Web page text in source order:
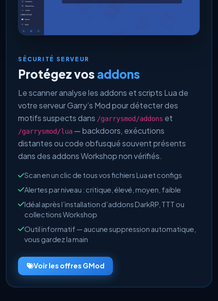
SÉCURITÉ SERVEUR
Protégez vos addons
Le scanner analyse les addons et scripts Lua de
votre serveur Garry’s Mod pour détecter des
motifs suspects dans /garrysmod/addons et
/garrysmod/lua — backdoors, exécutions
distantes ou code obfusqué souvent présents
dans des addons Workshop non vérifiés.
Scan en un clic de tous vos fichiers Lua et configs
Alertes par niveau : critique, élevé, moyen, faible
Idéal après l’installation d’addons DarkRP, TTT ou
collections Workshop
Outil informatif — aucune suppression automatique,
vous gardez la main
Voir les offres GMod